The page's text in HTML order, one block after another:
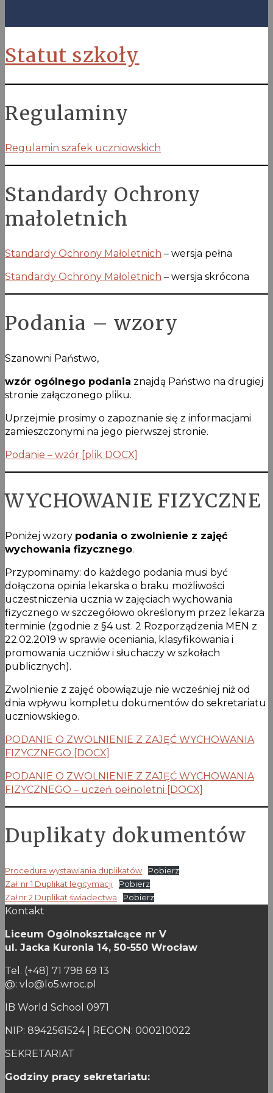
Statut szkoły
Regulaminy
Regulamin szafek uczniowskich
Standardy Ochrony
małoletnich
Standardy Ochrony Małoletnich – wersja pełna
Standardy Ochrony Małoletnich – wersja skrócona
Podania – wzory
Szanowni Państwo,
wzór ogólnego podania znajdą Państwo na drugiej
stronie załączonego pliku.
Uprzejmie prosimy o zapoznanie się z informacjami
zamieszczonymi na jego pierwszej stronie.
Podanie – wzór [plik DOCX]
WYCHOWANIE FIZYCZNE
Poniżej wzory podania o zwolnienie z zajęć
wychowania fizycznego.
Przypominamy: do każdego podania musi być
dołączona opinia lekarska o braku możliwości
uczestniczenia ucznia w zajęciach wychowania
fizycznego w szczegółowo określonym przez lekarza
terminie (zgodnie z §4 ust. 2 Rozporządzenia MEN z
22.02.2019 w sprawie oceniania, klasyfikowania i
promowania uczniów i słuchaczy w szkołach
publicznych).
Zwolnienie z zajęć obowiązuje nie wcześniej niż od
dnia wpływu kompletu dokumentów do sekretariatu
uczniowskiego.
PODANIE O ZWOLNIENIE Z ZAJĘĆ WYCHOWANIA
FIZYCZNEGO [DOCX]
PODANIE O ZWOLNIENIE Z ZAJĘĆ WYCHOWANIA
FIZYCZNEGO – uczeń pełnoletni [DOCX]
Duplikaty dokumentów
Procedura wystawiania duplikatów
Pobierz
Zał. nr 1 Duplikat legitymacji
Pobierz
Zał nr 2 Duplikat świadectwa
Pobierz
Kontakt
Liceum Ogólnokształcące nr V
ul. Jacka Kuronia 14, 50-550 Wrocław
Tel. (+48) 71 798 69 13
@: vlo@lo5.wroc.pl
IB World School 0971
NIP: 8942561524 | REGON: 000210022
SEKRETARIAT
Godziny pracy sekretariatu: